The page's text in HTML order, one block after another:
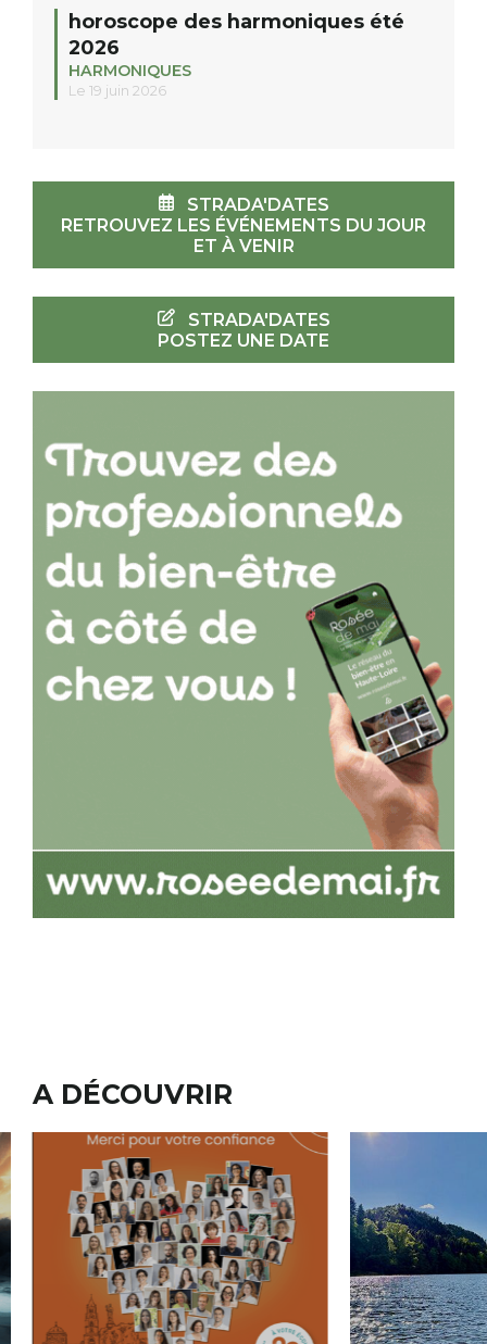
horoscope des harmoniques été
2026
HARMONIQUES
Le 19 juin 2026
STRADA'DATES
RETROUVEZ LES ÉVÉNEMENTS DU JOUR
ET À VENIR
STRADA'DATES
POSTEZ UNE DATE
A DÉCOUVRIR